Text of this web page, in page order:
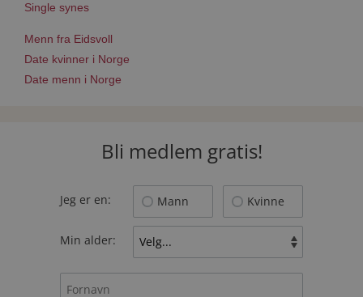
Single synes
Menn fra Eidsvoll
Date kvinner i Norge
Date menn i Norge
Bli medlem gratis!
Jeg er en: Mann Kvinne
Min alder: